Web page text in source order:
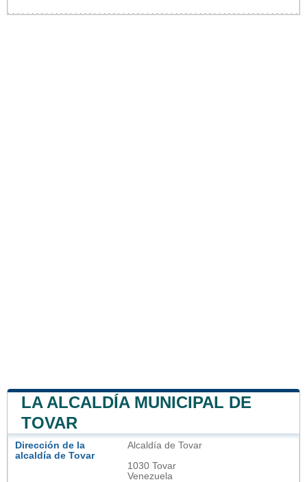
LA ALCALDÍA MUNICIPAL DE
TOVAR
Dirección de la
alcaldía de Tovar
Alcaldía de Tovar
1030 Tovar
Venezuela